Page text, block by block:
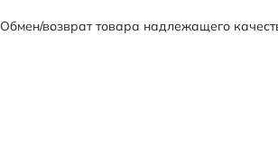
Обмен/возврат товара надлежащего